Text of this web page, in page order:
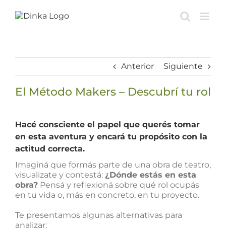
Anterior Siguiente
El Método Makers – Descubrí tu rol
más
grande
Hacé consciente el papel que querés tomar
en esta aventura y encará tu propósito con la
actitud correcta.
Imaginá que formás parte de una obra de teatro,
visualizate y contestá: ¿Dónde estás en esta
obra? Pensá y reflexioná sobre qué rol ocupás
en tu vida o, más en concreto, en tu proyecto.
Te presentamos algunas alternativas para
analizar: